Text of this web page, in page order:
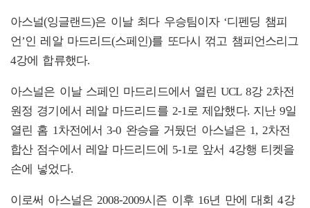
아스널(잉글랜드)은 이날 최다 우승팀이자 ‘디펜딩 챔피
언’인 레알 마드리드(스페인)를 또다시 꺾고 챔피언스리그
4강에 합류했다.
아스널은 이날 스페인 마드리드에서 열린 UCL 8강 2차전
원정 경기에서 레알 마드리드를 2-1로 제압했다. 지난 9일
열린 홈 1차전에서 3-0 완승을 거뒀던 아스널은 1, 2차전
합산 점수에서 레알 마드리드에 5-1로 앞서 4강행 티켓을
손에 넣었다.
이로써 아스널은 2008-2009시즌 이후 16년 만에 대회 4강